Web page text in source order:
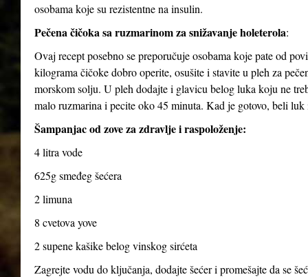
osobama koje su rezistentne na insulin.
Pečena čičoka sa ruzmarinom za snižavanje holeterola:
Ovaj recept posebno se preporučuje osobama koje pate od
kilograma čičoke dobro operite, osušite i stavite u pleh za
morskom solju. U pleh dodajte i glavicu belog luka koju ne
malo ruzmarina i pecite oko 45 minuta. Kad je gotovo, beli
Šampanjac od zove za zdravlje i raspoloženje:
4 litra vode
625g smeđeg šećera
2 limuna
8 cvetova yove
2 supene kašike belog vinskog sirćeta
Zagrejte vodu do ključanja, dodajte šećer i promešajte da se